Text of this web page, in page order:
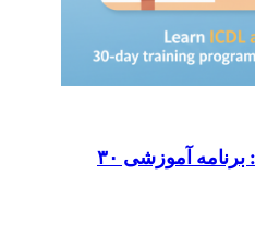
یادگیری ICDL در خانه: برنامه آموزشی ۳۰